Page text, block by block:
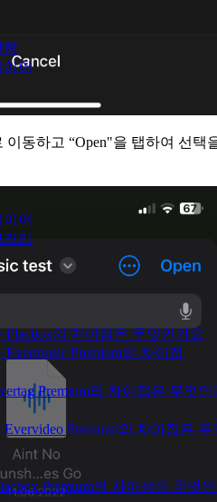
함
이어
어
리
Flacbox의 차이점은 무엇인가요
Evermusic Premium의 차이점
Premium의 차이점은 무엇인
Evervideo Premium의 차이점은
Premium의 차이점은 무엇
동하고 “Open"을 탭하여 선택